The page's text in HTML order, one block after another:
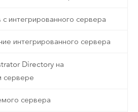
интегрированного сервера
интегрированного сервера
Directory на
сервере
сервера